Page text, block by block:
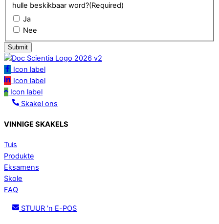
hulle beskikbaar word?(Required)
Ja
Nee
Icon label
Icon label
Icon label
Skakel ons
VINNIGE SKAKELS
Tuis
Produkte
Eksamens
Skole
FAQ
STUUR 'n E-POS